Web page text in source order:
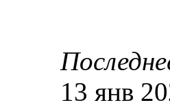
13 янв